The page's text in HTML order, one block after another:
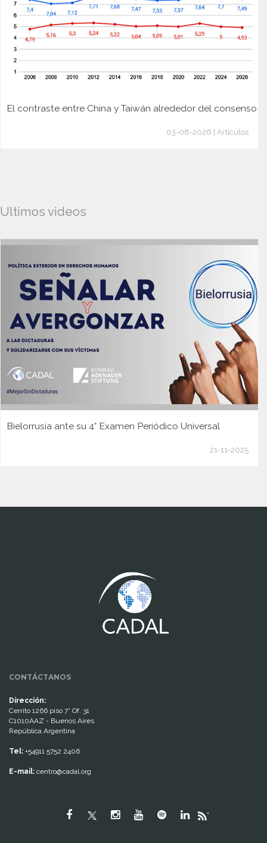
El contraste entre China y Taiwán alrededor del consenso
03-08-2026 | Artículos
Ultimos videos
Bielorrusia ante su 4° Examen Periódico Universal
21-11-2025
CONTÁCTANOS
Dirección:
Cerrito 1266 piso 7° Of. 31
C1010AAZ - Buenos Aires
República Argentina
Tel: +54911 5752 2406
E-mail: centro@cadal.org
"